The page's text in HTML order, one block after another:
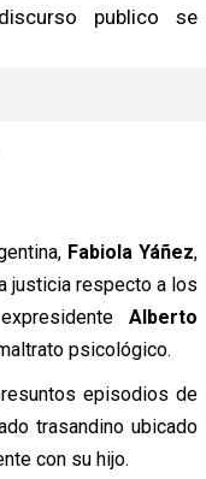
publico se
Fabiola Yáñez,
justicia respecto a los
Alberto
psicológico.
episodios de
trasandino ubicado
con su hijo.